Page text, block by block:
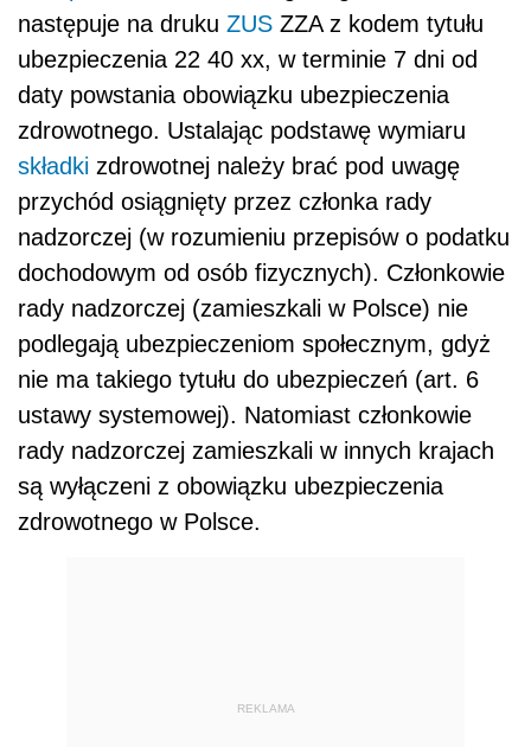
następuje na druku ZUS ZZA z kodem tytułu
ubezpieczenia 22 40 xx, w terminie 7 dni od
daty powstania obowiązku ubezpieczenia
zdrowotnego. Ustalając podstawę wymiaru
składki zdrowotnej należy brać pod uwagę
przychód osiągnięty przez członka rady
nadzorczej (w rozumieniu przepisów o podatku
dochodowym od osób fizycznych). Członkowie
rady nadzorczej (zamieszkali w Polsce) nie
podlegają ubezpieczeniom społecznym, gdyż
nie ma takiego tytułu do ubezpieczeń (art. 6
ustawy systemowej). Natomiast członkowie
rady nadzorczej zamieszkali w innych krajach
są wyłączeni z obowiązku ubezpieczenia
zdrowotnego w Polsce.
REKLAMA